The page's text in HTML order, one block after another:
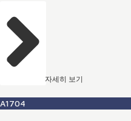
자세히 보기
A1704